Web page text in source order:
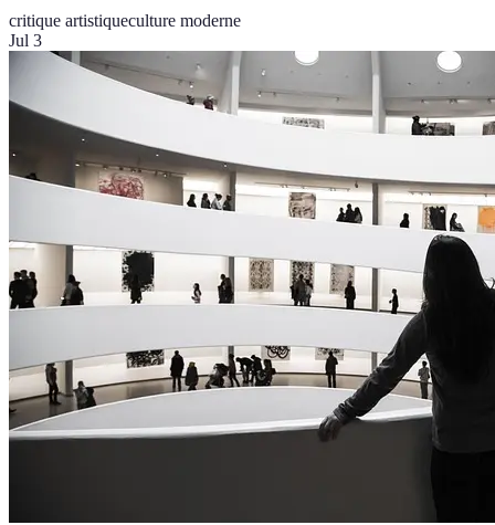
critique artistiqueculture moderne
Jul 3